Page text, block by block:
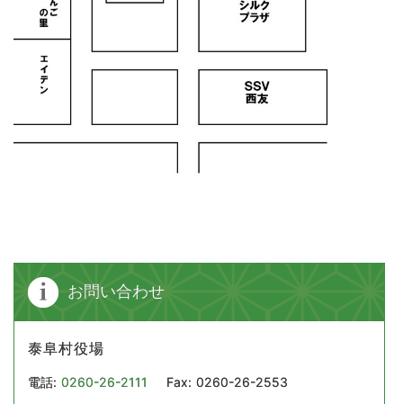
お問い合わせ
泰阜村役場
電話: 0260-26-2111 Fax: 0260-26-2553